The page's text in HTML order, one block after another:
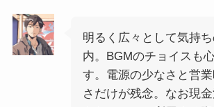
明るく広々として気持
内。BGMのチョイスも
す。電源の少なさと営
さだけが残念。なお現